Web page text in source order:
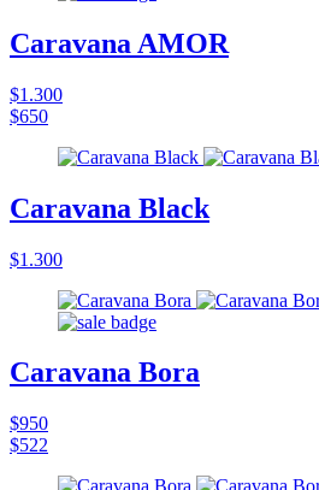
Caravana AMOR
$1.300
$650
Caravana Black
$1.300
Caravana Bora
$950
$522